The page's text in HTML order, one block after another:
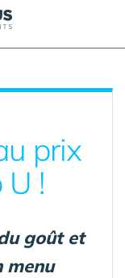
prix
!
goût et
menu